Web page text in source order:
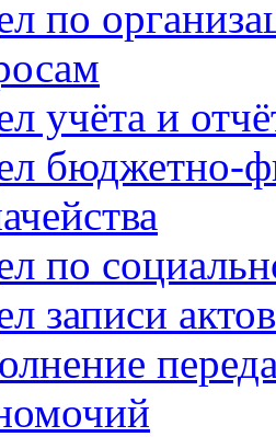
по
учёта и
бюджетно-
по
записи